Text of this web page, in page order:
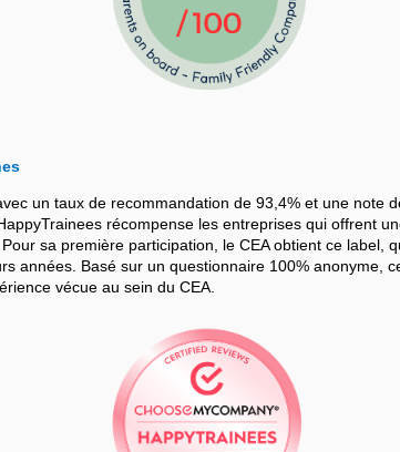
un taux de recommandation de 93,4% et une note
récompense les entreprises qui offrent
sa première participation, le CEA obtient ce label,
années. Basé sur un questionnaire 100% anonyme,
vécue au sein du CEA.